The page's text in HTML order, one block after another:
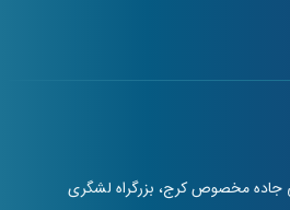
ضلع جنوبی جاده مخصوص کرج، بزرگراه لشگری